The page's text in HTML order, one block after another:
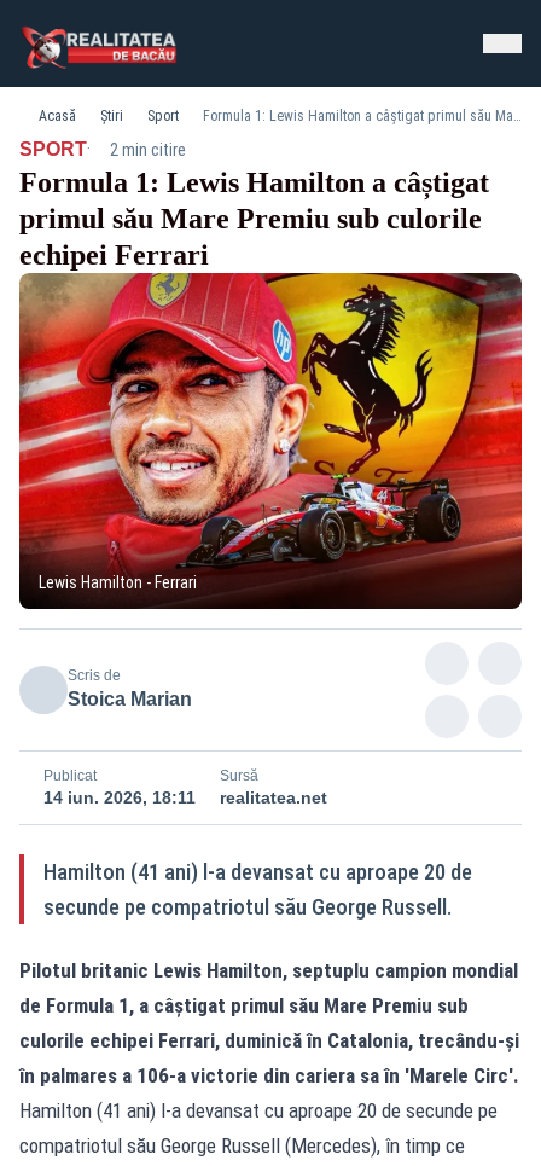
Acasă Știri Sport Formula 1: Lewis Hamilton a câștigat primul său Mare Premiu sub culorile echipei Ferrari
SPORT· 2 min citire
Formula 1: Lewis Hamilton a câștigat
primul său Mare Premiu sub culorile
echipei Ferrari
Lewis Hamilton - Ferrari
Scris de
Stoica Marian
Publicat
14 iun. 2026, 18:11
Sursă
realitatea.net
Hamilton (41 ani) l-a devansat cu aproape 20 de
secunde pe compatriotul său George Russell.
Pilotul britanic Lewis Hamilton, septuplu campion mondial
de Formula 1, a câştigat primul său Mare Premiu sub
culorile echipei Ferrari, duminică în Catalonia, trecându-şi
în palmares a 106-a victorie din cariera sa în 'Marele Circ'.
Hamilton (41 ani) l-a devansat cu aproape 20 de secunde pe
compatriotul său George Russell (Mercedes), în timp ce